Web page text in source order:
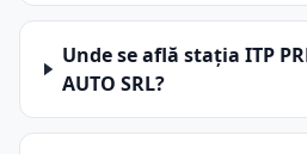
Unde se află stația ITP
AUTO SRL?